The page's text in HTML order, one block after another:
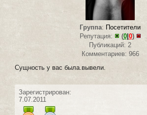
Группа: Посетители
Репутация:
(0| 0)
Публикаций: 2
Комментариев: 966
Сущность у вас была.вывели.
Зарегистрирован:
7.07.2011